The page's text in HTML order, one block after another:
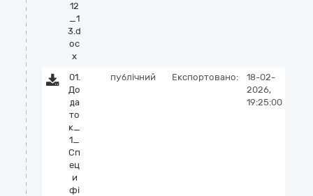
12
_1
3.d
oc
x
01.
До
да
то
к_
1_
Сп
ец
и
фі
публічний Експортовано:
18-02-
2026,
19:25:00